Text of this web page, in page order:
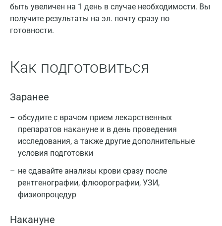
быть увеличен на 1 день в случае необходимости. Вы
получите результаты на эл. почту сразу по
готовности.
Как подготовиться
Заранее
обсудите с врачом прием лекарственных
препаратов накануне и в день проведения
исследования, а также другие дополнительные
условия подготовки
не сдавайте анализы крови сразу после
рентгенографии, флюорографии, УЗИ,
физиопроцедур
Накануне